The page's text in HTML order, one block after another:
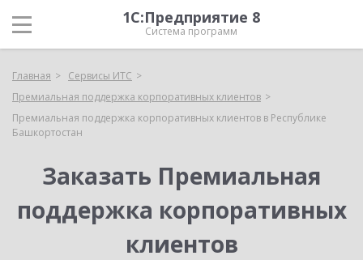
1С:Предприятие 8
Система программ
Главная
Сервисы ИТС
Премиальная поддержка корпоративных клиентов
Премиальная поддержка корпоративных клиентов в Республике
Башкортостан
Заказать Премиальная
поддержка корпоративных
клиентов